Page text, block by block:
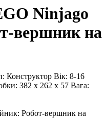
Ninjago
вершник на
Конструктор Вік: 8-16
382 x 262 x 57 Вага:
Робот-вершник на